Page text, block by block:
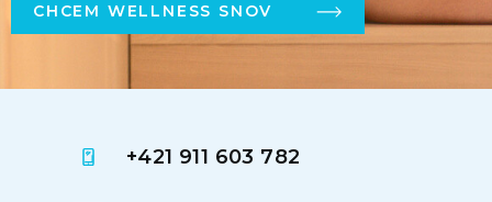
CHCEM WELLNESS SNOV
+421 911 603 782